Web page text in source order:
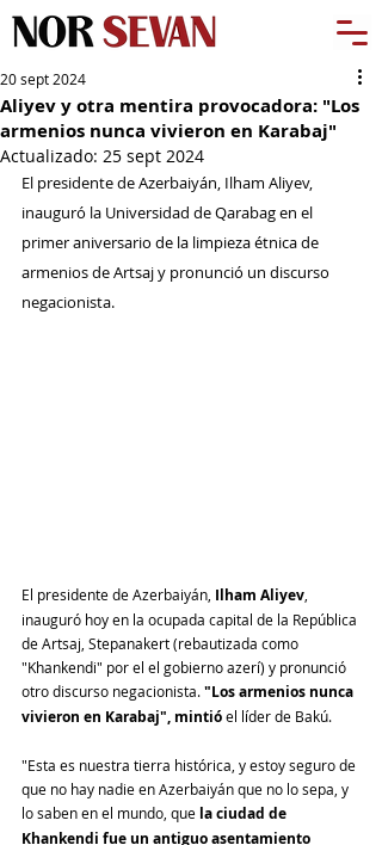
Aliyev y otra mentira provocadora: "Los
armenios nunca vivieron en Karabaj"
20 sept 2024
Actualizado: 25 sept 2024
El presidente de Azerbaiyán, Ilham Aliyev,
inauguró la Universidad de Qarabag en el
primer aniversario de la limpieza étnica de
armenios de Artsaj y pronunció un discurso
negacionista.
El presidente de Azerbaiyán, Ilham Aliyev
inauguró hoy en la ocupada capital de la República
de Artsaj, Stepanakert (rebautizada como
"Khankendi" por el el gobierno azerí) y pronunció
otro discurso negacionista. "Los armenios nunca
vivieron en Karabaj", mintió el líder de Bakú.
"Esta es nuestra tierra histórica, y estoy seguro de
que no hay nadie en Azerbaiyán que no lo sepa, y
lo saben en el mundo, que la ciudad de
Khankendi fue un antiguo asentamiento